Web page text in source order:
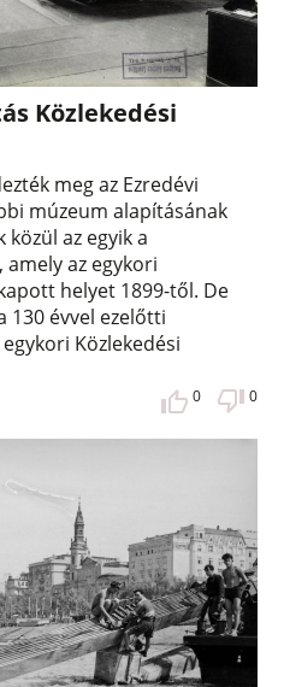
Közlekedési
meg az Ezredévi
múzeum alapításának
az egyik a
amely az egykori
helyet 1899-től. De
130 évvel ezelőtti
Közlekedési
0 0